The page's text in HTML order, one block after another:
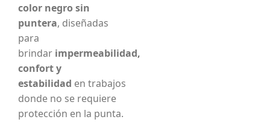
color negro sin
puntera, diseñadas
para
brindar impermeabilidad,
confort y
estabilidad en trabajos
donde no se requiere
protección en la punta.